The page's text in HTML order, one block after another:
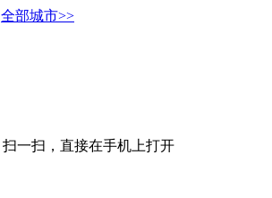
全部城市>>
扫一扫，直接在手机上打开